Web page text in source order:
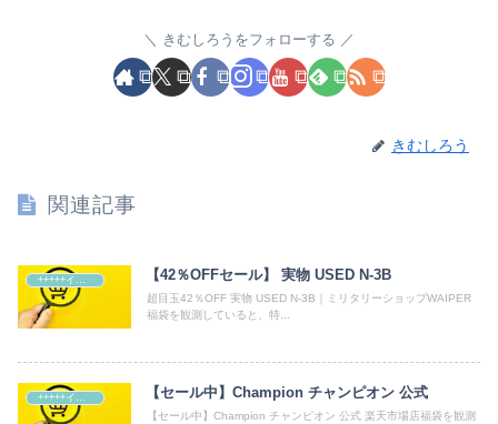
きむしろうをフォローする
きむしろう
関連記事
+++++イベント・ショップ 【42％OFFセール】 実物 USED N-3B
超目玉42％OFF 実物 USED N-3B｜ミリタリーショップWAIPER
福袋を観測していると、特...
【セール中】Champion チャンピオン 公式
【セール中】Champion チャンピオン 公式 楽天市場店福袋を観測